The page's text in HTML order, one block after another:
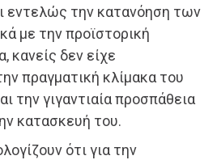
εντελώς την κατανόηση των
με την προϊστορική
κανείς δεν είχε
πραγματική κλίμακα του
την γιγαντιαία προσπάθεια
κατασκευή του.
ότι για την